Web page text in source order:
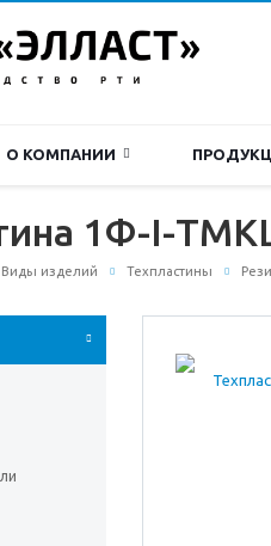
О КОМПАНИИ
1Ф-I-
Виды изделий Техпластины